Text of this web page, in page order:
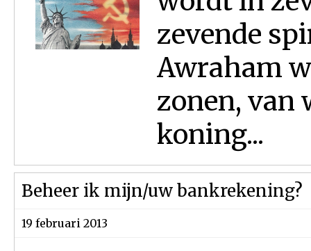
zevende
Awraham
zonen, van
koning...
Beheer ik mijn/uw bankrekening?
19 februari 2013